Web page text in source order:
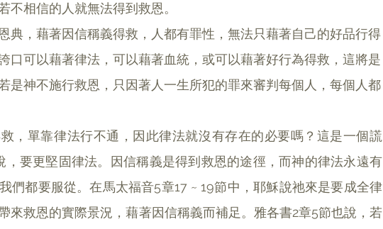
不相信的人就無法得到救恩。
典，藉著因信稱義得救，人都有罪性，無法只藉著自己的好品行得
口可以藉著律法，可以藉著血統，或可以藉著好行為得救，這將是
是神不施行救恩，只因著人一生所犯的罪來審判每個人，每個人都
，單靠律法行不通，因此律法就沒有存在的必要嗎？這是一個謊
，要更堅固律法。因信稱義是得到救恩的途徑，而神的律法永遠有
們都要服從。在馬太福音5章17 ~ 19節中，耶穌說祂來是要成全律
來救恩的實際景況，藉著因信稱義而補足。雅各書2章5節也說，若